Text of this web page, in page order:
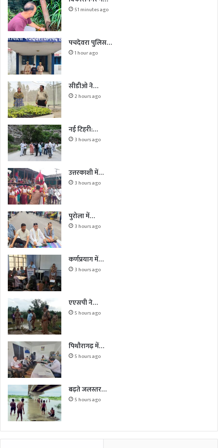
51 minutes ago
पचदेवरा पुलिस…
1 hour ago
सीडीओ ने…
2 hours ago
नई टिहरी:…
3 hours ago
उत्तरकाशी में…
3 hours ago
पुरोला में…
3 hours ago
कर्णप्रयाग में…
3 hours ago
एएसपी ने…
5 hours ago
पिथौरागढ़ में…
5 hours ago
बढ़ते जलस्तर…
5 hours ago